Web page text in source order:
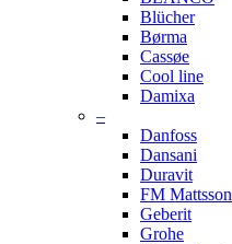
Blücher
Børma
Cassøe
Cool line
Damixa
–
Danfoss
Dansani
Duravit
FM Mattsson
Geberit
Grohe